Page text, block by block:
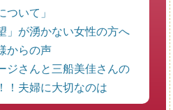
ついて」
」が湧かない女性の方へ
からの声
ジさんと三船美佳さんの
！夫婦に大切なのは